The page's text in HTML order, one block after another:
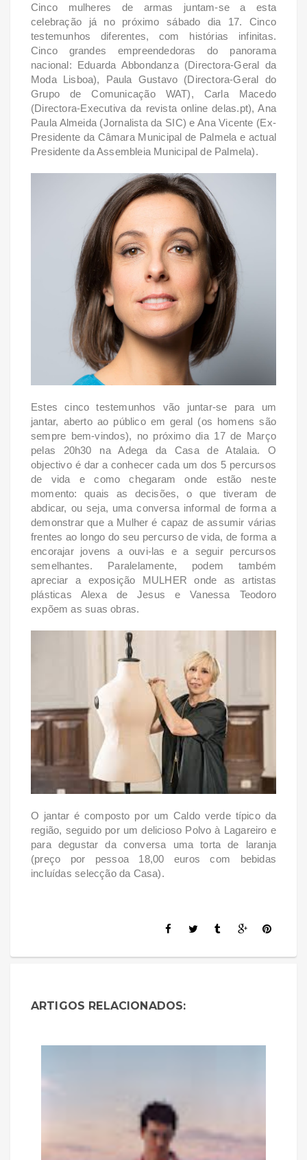
Cinco mulheres de armas juntam-se a esta
celebração já no próximo sábado dia 17. Cinco
testemunhos diferentes, com histórias infinitas.
Cinco grandes empreendedoras do panorama
nacional: Eduarda Abbondanza (Directora-Geral da
Moda Lisboa), Paula Gustavo (Directora-Geral do
Grupo de Comunicação WAT), Carla Macedo
(Directora-Executiva da revista online delas.pt), Ana
Paula Almeida (Jornalista da SIC) e Ana Vicente (Ex-
Presidente da Câmara Municipal de Palmela e actual
Presidente da Assembleia Municipal de Palmela).
Estes cinco testemunhos vão juntar-se para um
jantar, aberto ao público em geral (os homens são
sempre bem-vindos), no próximo dia 17 de Março
pelas 20h30 na Adega da Casa de Atalaia. O
objectivo é dar a conhecer cada um dos 5 percursos
de vida e como chegaram onde estão neste
momento: quais as decisões, o que tiveram de
abdicar, ou seja, uma conversa informal de forma a
demonstrar que a Mulher é capaz de assumir várias
frentes ao longo do seu percurso de vida, de forma a
encorajar jovens a ouvi-las e a seguir percursos
semelhantes. Paralelamente, podem também
apreciar a exposição MULHER onde as artistas
plásticas Alexa de Jesus e Vanessa Teodoro
expõem as suas obras.
O jantar é composto por um Caldo verde típico da
região, seguido por um delicioso Polvo à Lagareiro e
para degustar da conversa uma torta de laranja
(preço por pessoa 18,00 euros com bebidas
incluídas selecção da Casa).
ARTIGOS RELACIONADOS: